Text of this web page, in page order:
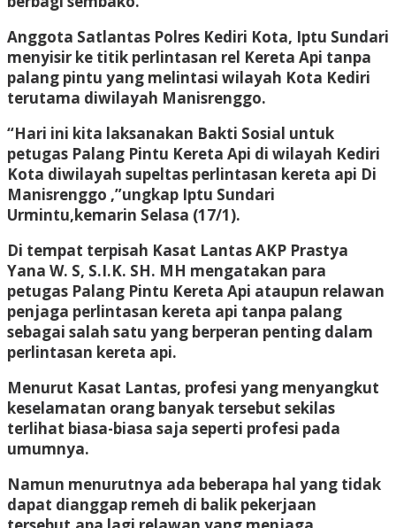
Anggota Satlantas Polres Kediri Kota, Iptu Sundari
menyisir ke titik perlintasan rel Kereta Api tanpa
palang pintu yang melintasi wilayah Kota Kediri
terutama diwilayah Manisrenggo.
“Hari ini kita laksanakan Bakti Sosial untuk
petugas Palang Pintu Kereta Api di wilayah Kediri
Kota diwilayah supeltas perlintasan kereta api Di
Manisrenggo ,”ungkap Iptu Sundari
Urmintu,kemarin Selasa (17/1).
Di tempat terpisah Kasat Lantas AKP Prastya
Yana W. S, S.I.K. SH. MH mengatakan para
petugas Palang Pintu Kereta Api ataupun relawan
penjaga perlintasan kereta api tanpa palang
sebagai salah satu yang berperan penting dalam
perlintasan kereta api.
Menurut Kasat Lantas, profesi yang menyangkut
keselamatan orang banyak tersebut sekilas
terlihat biasa-biasa saja seperti profesi pada
umumnya.
Namun menurutnya ada beberapa hal yang tidak
dapat dianggap remeh di balik pekerjaan